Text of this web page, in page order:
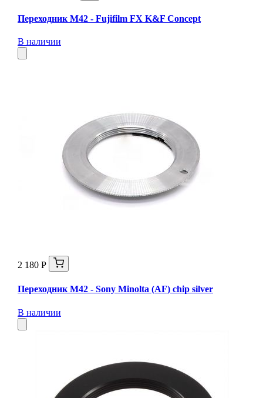
Переходник M42 - Fujifilm FX K&F Concept
В наличии
2 180 Р
Переходник M42 - Sony Minolta (AF) chip silver
В наличии